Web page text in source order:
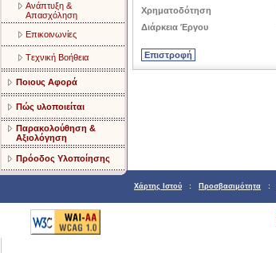
Aνάπτυξη &
Aπασχόληση
Eπικοινωνίες
Tεχνική Bοήθεια
Ποιους Αφορά
Πώς υλοποιείται
Παρακολούθηση &
Αξιολόγηση
Πρόοδος Υλοποίησης
Χρηματοδότηση
Διάρκεια Έργου
Χάρτης Ιστού : Προσβασιμότητα :